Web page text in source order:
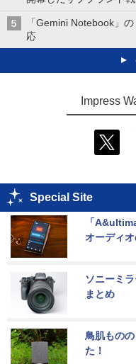
「Gemini Notebook」
応
Impress
Special Site
「
オーディ
ソニーミ
まとめ
鳥肌もの
た！